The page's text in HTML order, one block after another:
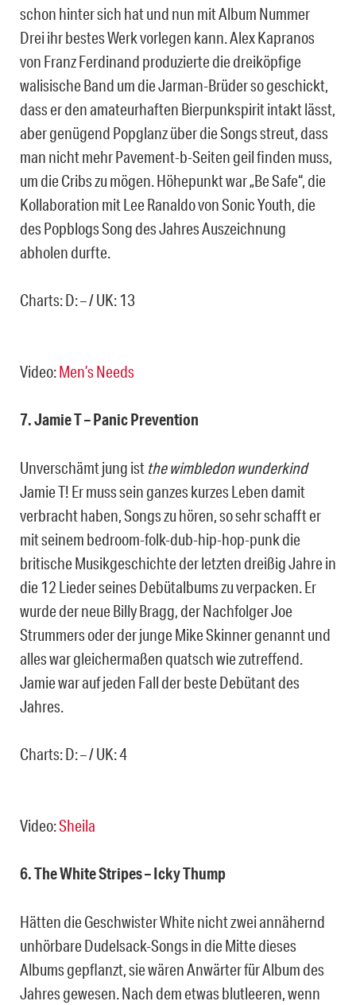
schon hinter sich hat und nun mit Album Nummer
Drei ihr bestes Werk vorlegen kann. Alex Kapranos
von Franz Ferdinand produzierte die dreiköpfige
walisische Band um die Jarman-Brüder so geschickt,
dass er den amateurhaften Bierpunkspirit intakt lässt,
aber genügend Popglanz über die Songs streut, dass
man nicht mehr Pavement-b-Seiten geil finden muss,
um die Cribs zu mögen. Höhepunkt war „Be Safe“, die
Kollaboration mit Lee Ranaldo von Sonic Youth, die
des Popblogs Song des Jahres Auszeichnung
abholen durfte.
Charts: D: – / UK: 13
Video:Men’s Needs
7. Jamie T – Panic Prevention
Unverschämt jung ist the wimbledon wunderkind
Jamie T! Er muss sein ganzes kurzes Leben damit
verbracht haben, Songs zu hören, so sehr schafft er
mit seinem bedroom-folk-dub-hip-hop-punk die
britische Musikgeschichte der letzten dreißig Jahre in
die 12 Lieder seines Debütalbums zu verpacken. Er
wurde der neue Billy Bragg, der Nachfolger Joe
Strummers oder der junge Mike Skinner genannt und
alles war gleichermaßen quatsch wie zutreffend.
Jamie war auf jeden Fall der beste Debütant des
Jahres.
Charts: D: – / UK: 4
Video:Sheila
6. The White Stripes – Icky Thump
Hätten die Geschwister White nicht zwei annähernd
unhörbare Dudelsack-Songs in die Mitte dieses
Albums gepflanzt, sie wären Anwärter für Album des
Jahres gewesen. Nach dem etwas blutleeren, wenn